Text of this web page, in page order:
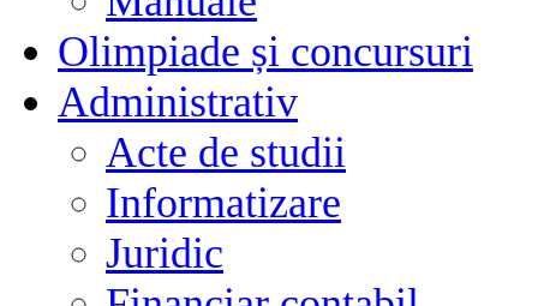
Olimpiade și concursuri
Administrativ
Acte de studii
Informatizare
Juridic